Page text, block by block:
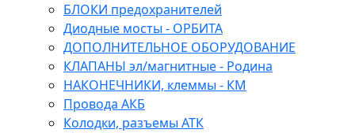
БЛОКИ предохранителей
Диодные мосты - ОРБИТА
ДОПОЛНИТЕЛЬНОЕ ОБОРУДОВАНИЕ
КЛАПАНЫ эл/магнитные - Родина
НАКОНЕЧНИКИ, клеммы - КМ
Провода АКБ
Колодки, разъемы АТК